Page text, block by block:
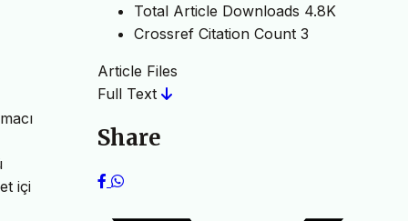
içi
Total Article Downloads 4.8K
Crossref Citation Count 3
Article Files
Full Text
Share